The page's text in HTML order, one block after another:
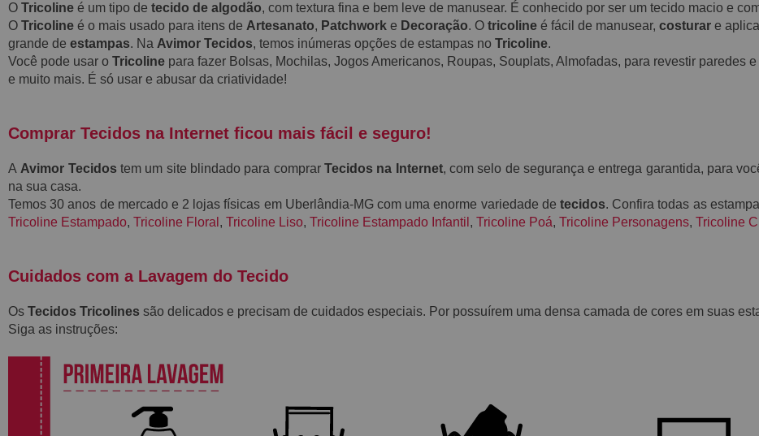
O Tricoline é um tipo de tecido de algodão, com textura fina e bem leve de manusear. É conhecido por ser um tecido macio e
O Tricoline é o mais usado para itens de Artesanato, Patchwork e Decoração. O tricoline é fácil de manusear, costurar e
grande de estampas. Na Avimor Tecidos, temos inúmeras opções de estampas no Tricoline.
Você pode usar o Tricoline para fazer Bolsas, Mochilas, Jogos Americanos, Roupas, Souplats, Almofadas, para revestir paredes
e muito mais. É só usar e abusar da criatividade!
Comprar Tecidos na Internet ficou mais fácil e seguro!
A Avimor Tecidos tem um site blindado para comprar Tecidos na Internet, com selo de segurança e entrega garantida, para
na sua casa.
Temos 30 anos de mercado e 2 lojas físicas em Uberlândia-MG com uma enorme variedade de tecidos. Confira todas as
Tricoline Estampado, Tricoline Floral , Tricoline Liso, Tricoline Estampado Infantil , Tricoline Poá, Tricoline Personagens, Tricoline
Cuidados com a Lavagem do Tecido
Os Tecidos Tricolines são delicados e precisam de cuidados especiais. Por possuírem uma densa camada de cores em suas
Siga as instruções: